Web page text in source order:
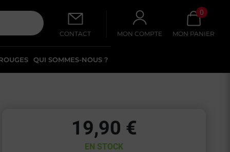
CONTACT
QUI SOMMES-NOUS ?
MON COMPTE
0
MON PANIER
19,90 €
EN STOCK